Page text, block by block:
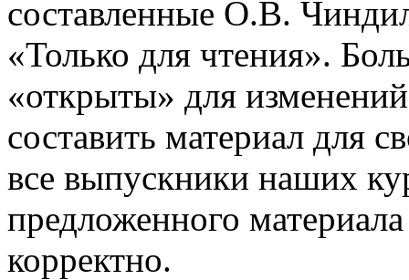
составленные О.В.
«Только для чтения».
«открыты» для
составить материал для
все выпускники наших
предложенного
корректно.